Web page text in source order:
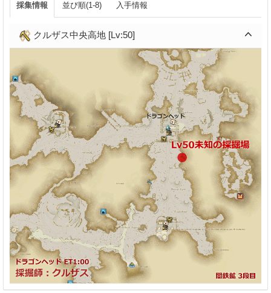
採集情報 並び順(1-8) 入手情報
クルザス中央高地 [Lv:50]